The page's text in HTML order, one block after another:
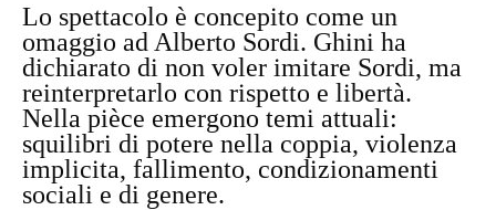
Lo spettacolo è concepito come un
omaggio ad Alberto Sordi. Ghini ha
dichiarato di non voler imitare Sordi, ma
reinterpretarlo con rispetto e libertà.
Nella pièce emergono temi attuali:
squilibri di potere nella coppia, violenza
implicita, fallimento, condizionamenti
sociali e di genere.